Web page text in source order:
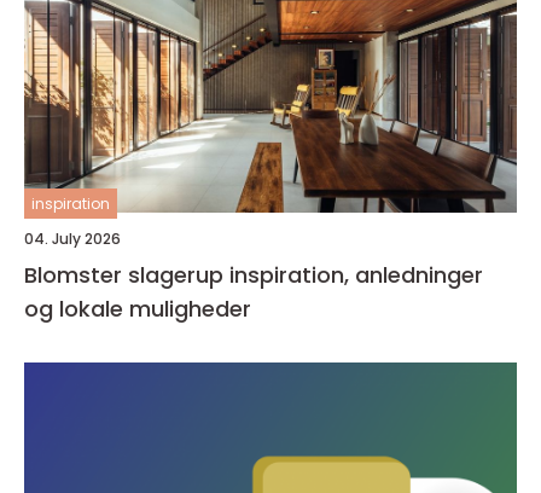
inspiration
04. July 2026
Blomster slagerup inspiration, anledninger
og lokale muligheder